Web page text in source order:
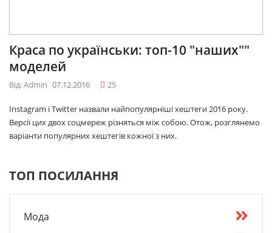
Краса по українськи: топ-10 "наших""
моделей
Від: Admin 07.12.2016 25
Instagram і Twitter назвали найпопулярніші хештеги 2016 року.
Версії цих двох соцмереж різняться між собою. Отож, розглянемо
варіанти популярних хештегів кожної з них.
ТОП ПОСИЛАННЯ
Мода